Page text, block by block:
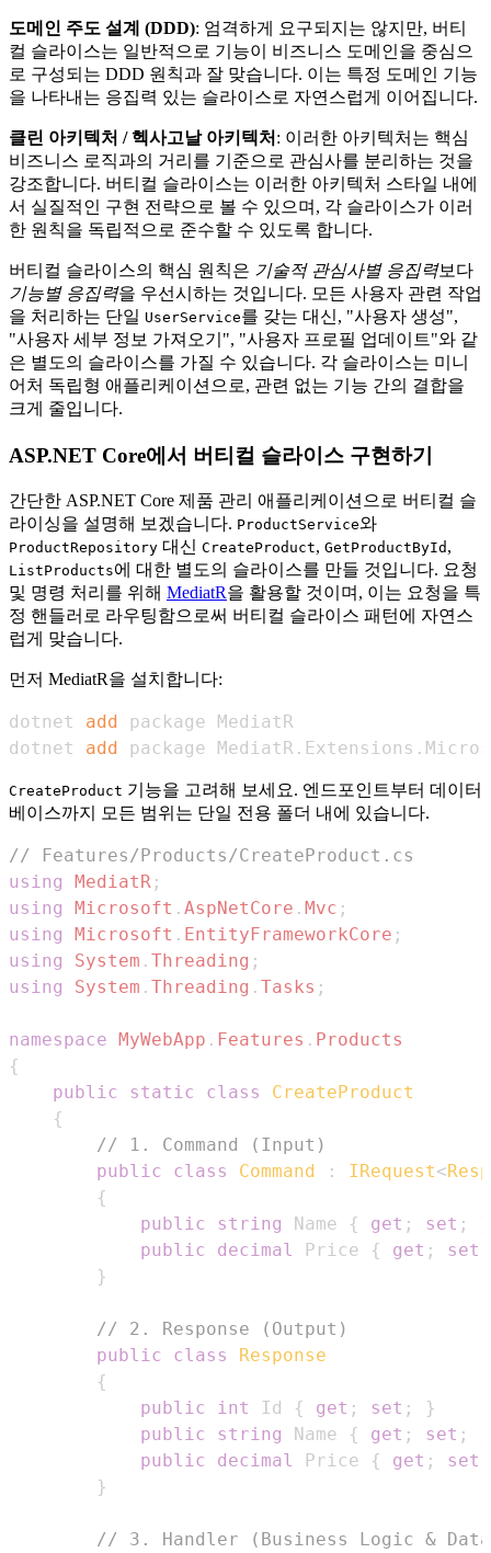
도메인 주도 설계 (DDD): 엄격하게 요구되지는 않지만, 버티
컬 슬라이스는 일반적으로 기능이 비즈니스 도메인을 중심으
로 구성되는 DDD 원칙과 잘 맞습니다. 이는 특정 도메인 기능
을 나타내는 응집력 있는 슬라이스로 자연스럽게 이어집니다.
클린 아키텍처 / 헥사고날 아키텍처 : 이러한 아키텍처는 핵심
비즈니스 로직과의 거리를 기준으로 관심사를 분리하는 것을
강조합니다. 버티컬 슬라이스는 이러한 아키텍처 스타일 내에
서 실질적인 구현 전략으로 볼 수 있으며, 각 슬라이스가 이러
한 원칙을 독립적으로 준수할 수 있도록 합니다.
버티컬 슬라이스의 핵심 원칙은 기술적 관심사별 응집력보다
기능별 응집력을 우선시하는 것입니다. 모든 사용자 관련 작업
을 처리하는 단일 UserService를 갖는 대신, "사용자 생성",
"사용자 세부 정보 가져오기", "사용자 프로필 업데이트"와 같
은 별도의 슬라이스를 가질 수 있습니다. 각 슬라이스는 미니
어처 독립형 애플리케이션으로, 관련 없는 기능 간의 결합을
크게 줄입니다.
ASP.NET Core에서 버티컬 슬라이스 구현하기
간단한 ASP.NET Core 제품 관리 애플리케이션으로 버티컬 슬
라이싱을 설명해 보겠습니다. ProductService와
ProductRepository 대신 CreateProduct, GetProductById ,
ListProducts에 대한 별도의 슬라이스를 만들 것입니다. 요청
및 명령 처리를 위해 MediatR을 활용할 것이며, 이는 요청을 특
정 핸들러로 라우팅함으로써 버티컬 슬라이스 패턴에 자연스
럽게 맞습니다.
먼저 MediatR을 설치합니다:
dotnet add
dotnet add package
CreateProduct 기능을 고려해 보세요. 엔드포인트부터 데이터
베이스까지 모든 범위는 단일 전용 폴더 내에 있습니다.
// Features/Products/CreateProduct.cs
using
MediatR ;
using
Microsoft . AspNetCore . Mvc ;
using
Microsoft . EntityFrameworkCore ;
using
System . Threading ;
using
System . Threading . Tasks ;
namespace MyWebApp . Features . Products
{
public
static class
CreateProduct
{
// 1. Command (Input)
public
class Command : IRequest<
{
public
string Name { get ; set ;
public
decimal Price { get ; set
}
// 2. Response (Output)
public
class
Response
{
public
int Id { get ; set ;
}
public
string Name { get ; set ;
public
decimal Price { get ; set
}
// 3. Handler (Business Logic &